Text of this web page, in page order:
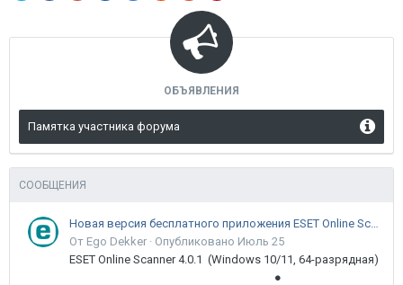
ОБЪЯВЛЕНИЯ
Памятка участника форума
СООБЩЕНИЯ
Новая версия бесплатного приложения ESET Online Scanner доступна пользователям
От Ego Dekker · Опубликовано Июль 25
ESET Online Scanner 4.0.1 (Windows 10/11, 64-разрядная)
●